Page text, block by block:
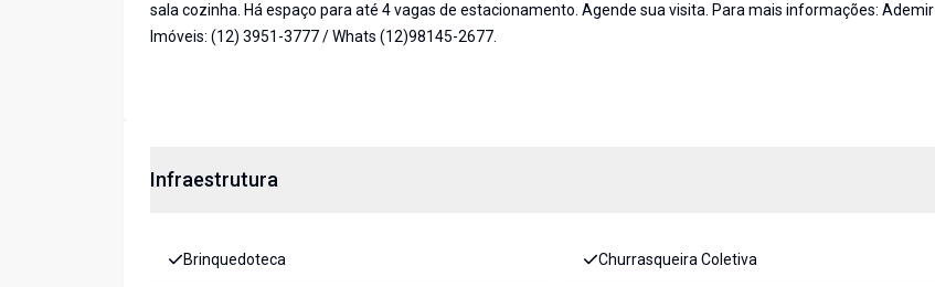
sala cozinha. Há espaço para até 4 vagas de estacionamento. Agende sua visita. Para mais informações: Ademir
Imóveis: (12) 3951-3777 / Whats (12)98145-2677.
Infraestrutura
Brinquedoteca Churrasqueira Coletiva